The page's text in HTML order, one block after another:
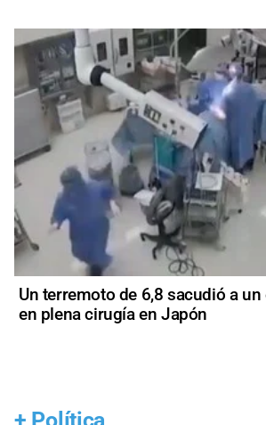
Un terremoto de 6,8 sacudió a
en plena cirugía en Japón